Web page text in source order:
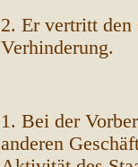
2. Er vertritt den
Verhinderung.
1. Bei der
anderen